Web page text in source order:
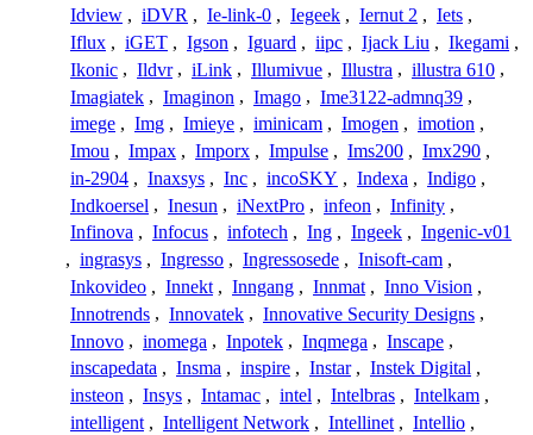
Idview , iDVR , Ie-link-0 , Iegeek , Iernut 2 , Iets ,
Iflux , iGET , Igson , Iguard , iipc , Ijack Liu , Ikegami ,
Ikonic , Ildvr , iLink , Illumivue , Illustra , illustra 610 ,
Imagiatek , Imaginon , Imago , Ime3122-admnq39 ,
imege , Img , Imieye , iminicam , Imogen , imotion ,
Imou , Impax , Imporx , Impulse , Ims200 , Imx290 ,
in-2904 , Inaxsys , Inc , incoSKY , Indexa , Indigo ,
Indkoersel , Inesun , iNextPro , infeon , Infinity ,
Infinova , Infocus , infotech , Ing , Ingeek , Ingenic-v01
, ingrasys , Ingresso , Ingressosede , Inisoft-cam ,
Inkovideo , Innekt , Inngang , Innmat , Inno Vision ,
Innotrends , Innovatek , Innovative Security Designs ,
Innovo , inomega , Inpotek , Inqmega , Inscape ,
inscapedata , Insma , inspire , Instar , Instek Digital ,
insteon , Insys , Intamac , intel , Intelbras , Intelkam ,
intelligent , Intelligent Network , Intellinet , Intellio ,